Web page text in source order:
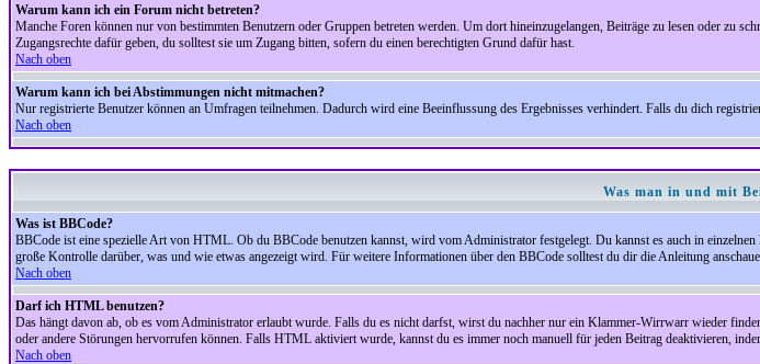
Warum kann ich ein Forum nicht betreten?
Manche Foren können nur von bestimmten Benutzern oder Gruppen betreten werden. Um dort hineinzugelangen, Beiträge zu lesen oder zu
Zugangsrechte dafür geben, du solltest sie um Zugang bitten, sofern du einen berechtigten Grund dafür hast.
Nach oben
Warum kann ich bei Abstimmungen nicht mitmachen?
Nur registrierte Benutzer können an Umfragen teilnehmen. Dadurch wird eine Beeinflussung des Ergebnisses verhindert. Falls du dich
Nach oben
Was man in und mit
Was ist BBCode?
BBCode ist eine spezielle Art von HTML. Ob du BBCode benutzen kannst, wird vom Administrator festgelegt. Du kannst es auch in
große Kontrolle darüber, was und wie etwas angezeigt wird. Für weitere Informationen über den BBCode solltest du dir die Anleitung
Nach oben
Darf ich HTML benutzen?
Das hängt davon ab, ob es vom Administrator erlaubt wurde. Falls du es nicht darfst, wirst du nachher nur ein Klammer-Wirrwarr wieder
oder andere Störungen hervorrufen können. Falls HTML aktiviert wurde, kannst du es immer noch manuell für jeden Beitrag deaktivieren,
Nach oben